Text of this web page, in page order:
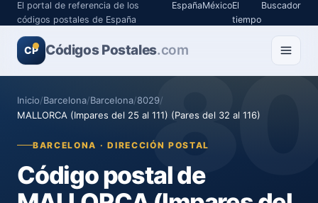
El portal de referencia de los
códigos postales de España
EspañaMéxicoEl
tiempo
Buscador
CP Códigos Postales.com
Inicio/Barcelona/Barcelona/8029/
MALLORCA (Impares del 25 al 111) (Pares del 32 al 116)
BARCELONA · DIRECCIÓN POSTAL
Código postal de